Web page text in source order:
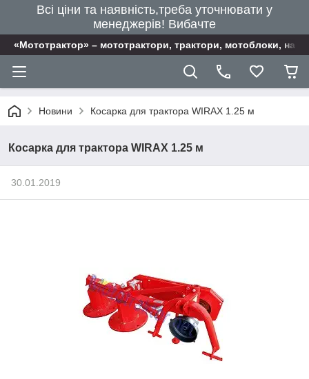
Всі ціни та наявність,треба уточнювати у
менеджерів! Вибачте
«Мототрактор» – мототрактори, трактори, мотоблоки,
Новини Косарка для трактора WIRAX 1.25 м
Косарка для трактора WIRAX 1.25 м
30.01.2019